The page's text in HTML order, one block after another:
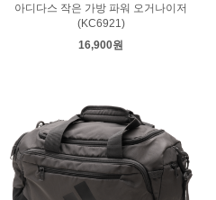
아디다스 작은 가방 파워 오거나이저
(KC6921)
16,900원